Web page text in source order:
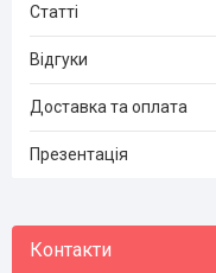
Статті
Відгуки
Доставка та оплата
Презентація